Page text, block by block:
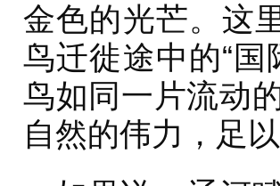
金色的光芒。这
鸟迁徙途中的“
鸟如同一片流动
自然的伟力，足